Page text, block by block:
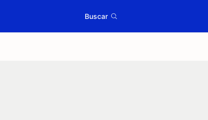
Buscar